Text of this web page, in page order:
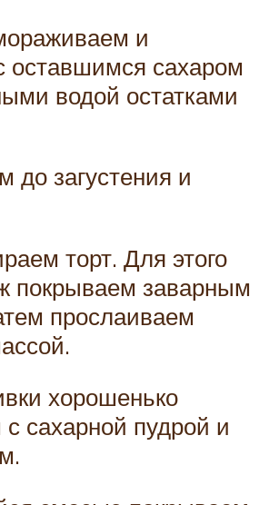
и
оставшимся сахаром
водой остатками
до загустения и
торт. Для этого
покрываем заварным
прослаиваем
хорошенько
сахарной пудрой и